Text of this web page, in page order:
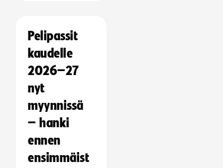
Pelipassit
kaudelle
2026–27
nyt
myynnissä
– hanki
ennen
ensimmäist